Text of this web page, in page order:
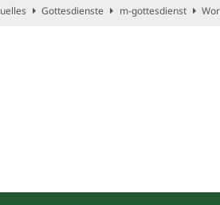
Gottesdienste m-gottesdienst